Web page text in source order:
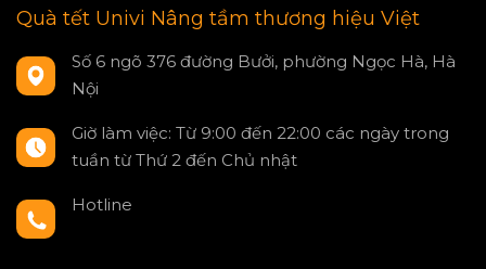
Quà tết Univi Nâng tầm thương hiệu Việt
Số 6 ngõ 376 đường Bưởi, phường Ngọc Hà, Hà
Nội
Giờ làm việc: Từ 9:00 đến 22:00 các ngày trong
tuần từ Thứ 2 đến Chủ nhật
Hotline